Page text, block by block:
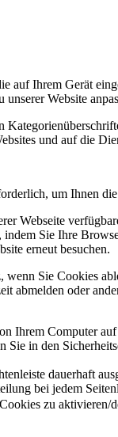
auf Ihrem Gerät
Website
und auf die
um Ihnen
Webseite
Sie Ihre
erneut besuchen.
wenn Sie Cookies
abmelden oder
Ihrem Computer
Sie in den
dauerhaft
bei jedem
zu aktivieren/